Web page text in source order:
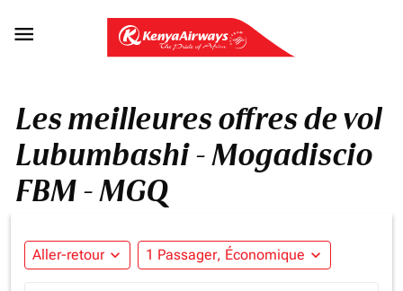

Les meilleures offres de vol
Lubumbashi - Mogadiscio
FBM - MGQ
Aller-retour expand_more 1 Passager, Économique expand_more